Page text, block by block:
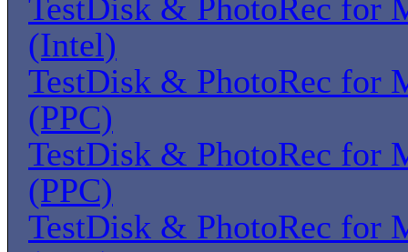
TestDisk & PhotoRec for
(Intel)
TestDisk & PhotoRec for
(PPC)
TestDisk & PhotoRec for
(PPC)
TestDisk & PhotoRec for